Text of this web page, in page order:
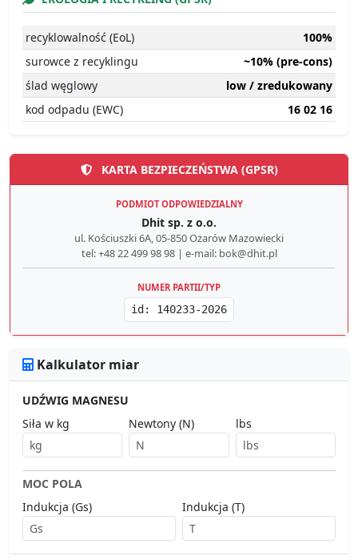
recyklowalność (EoL)
100%
surowce z recyklingu
~10% (pre-cons)
ślad węglowy
low / zredukowany
kod odpadu (EWC)
16 02 16
KARTA BEZPIECZEŃSTWA (GPSR)
PODMIOT ODPOWIEDZIALNY
Dhit sp. z o.o.
ul. Kościuszki 6A, 05-850 Ożarów Mazowiecki
tel: +48 22 499 98 98 | e-mail: bok@dhit.pl
NUMER PARTII/TYP
id: 140233-2026
Kalkulator miar
UDŹWIG MAGNESU
Siła w kg
Newtony (N) lbs
MOC POLA
Indukcja (Gs)
Indukcja (T)